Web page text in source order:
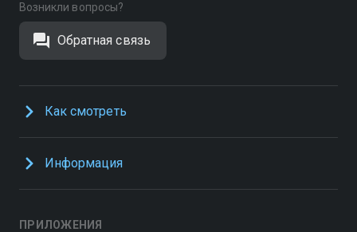
Возникли вопросы?
Обратная связь
Как смотреть
Информация
ПРИЛОЖЕНИЯ